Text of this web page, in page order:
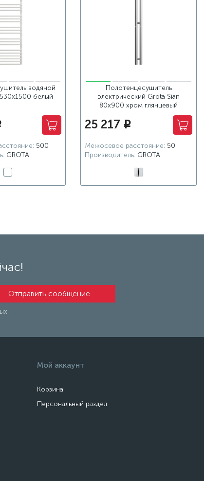
водяной
белый
500
GROTA
Полотенцесушитель
электрический Grota Sian
80х900 хром глянцевый
25 217 i
Межосевое расстояние: 50
Производитель: GROTA
Мой аккаунт
Корзина
Персональный раздел